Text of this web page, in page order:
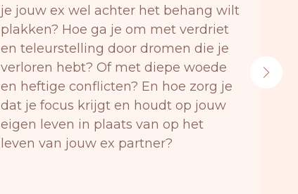
je jouw ex wel achter het behang wilt
plakken? Hoe ga je om met verdriet
en teleurstelling door dromen die je
verloren hebt? Of met diepe woede
en heftige conflicten? En hoe zorg je
dat je focus krijgt en houdt op jouw
eigen leven in plaats van op het
leven van jouw ex partner?